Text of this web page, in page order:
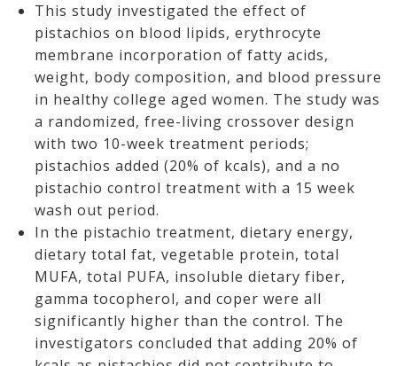
This study investigated the effect of
pistachios on blood lipids, erythrocyte
membrane incorporation of fatty acids,
weight, body composition, and blood pressure
in healthy college aged women. The study was
a randomized, free-living crossover design
with two 10-week treatment periods;
pistachios added (20% of kcals), and a no
pistachio control treatment with a 15 week
wash out period.
In the pistachio treatment, dietary energy,
dietary total fat, vegetable protein, total
MUFA, total PUFA, insoluble dietary fiber,
gamma tocopherol, and coper were all
significantly higher than the control. The
investigators concluded that adding 20% of